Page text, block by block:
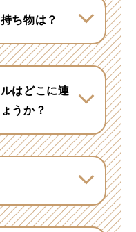
ち物は？
シューズ、
ペットボト
たします。
はどこに連
うか？
ください。
としとなり